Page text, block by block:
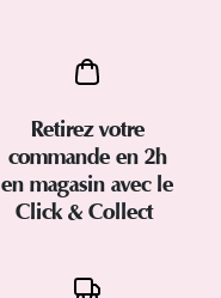
Retirez votre
commande en 2h
en magasin avec le
Click & Collect